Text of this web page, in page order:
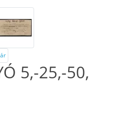
5,-25,-50,